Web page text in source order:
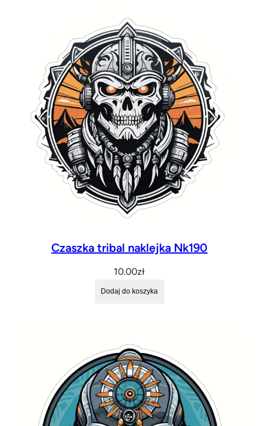
Czaszka tribal naklejka Nk190
10.00zł
Dodaj do koszyka